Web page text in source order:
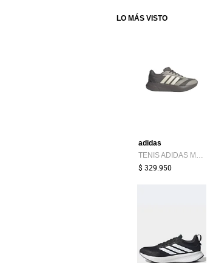
LO MÁS VISTO
adidas
$ 329.950